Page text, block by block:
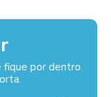
fique por dentro